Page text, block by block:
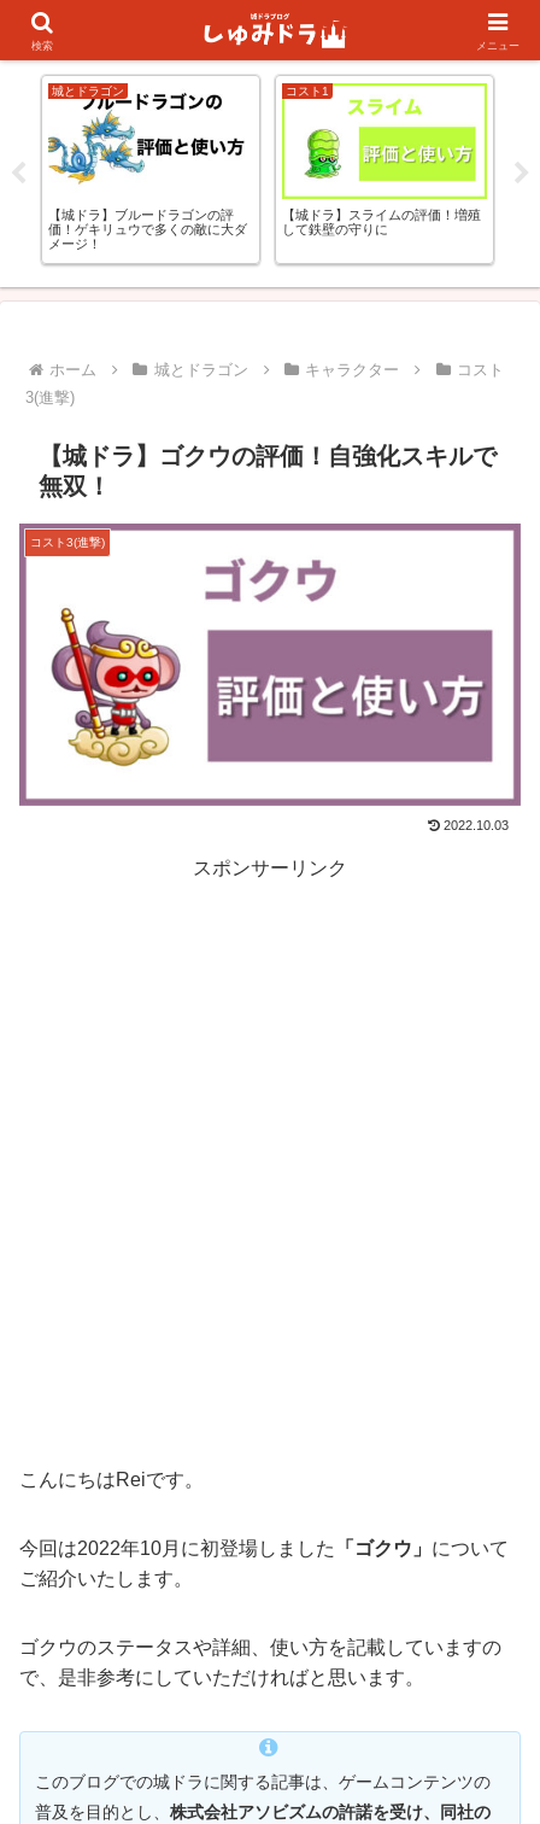
初心者の方向け
城とドラゴン
【城ドラ】ブルードラゴンの評
価！ゲキリュウで多くの敵に大ダ
メージ！
コスト1
【城ドラ】スライムの評価！増殖
して鉄壁の守りに
ホーム 城とドラゴン キャラクター
コスト
3(進撃)
【城ドラ】ゴクウの評価！自強化スキルで
無双！
コスト3(進撃)
2022.10.03
スポンサーリンク
こんにちはReiです。
今回は2022年10月に初登場しました 「ゴクウ」 について
ご紹介いたします。
ゴクウのステータスや詳細、使い方を記載していますの
で、是非参考にしていただければと思います。
このブログでの城ドラに関する記事は、ゲームコンテンツの
普及を目的とし、 株式会社アソビズムの許諾を受け、同社の
検索 メニュー